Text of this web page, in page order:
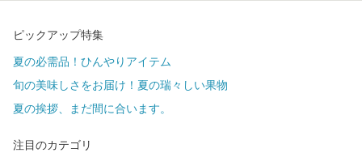
ピックアップ特集
夏の必需品！ひんやりアイテム
旬の美味しさをお届け！夏の瑞々しい果物
夏の挨拶、まだ間に合います。
注目のカテゴリ